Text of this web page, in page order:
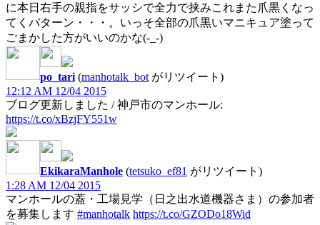
に本日右手の親指をサッシで全力で挟みこれまた爪黒くなっ
てくパターン・・・。いっそ全部の爪黒いマニキュア塗って
ごまかした方がいいのかな(-_-)
po_tari (manhotalk_bot がリツイート)
12:12 AM 12/04 2015
ブログ更新しました / 神戸市のマンホール:
https://t.co/xBzjFY551w
EkikaraManhole (tetsuko_ef81 がリツイート)
1:28 AM 12/04 2015
マンホールの蓋・工場見学（日之出水道機器さま）の参加者
を募集します #manhotalk https://t.co/GZODo18Wid